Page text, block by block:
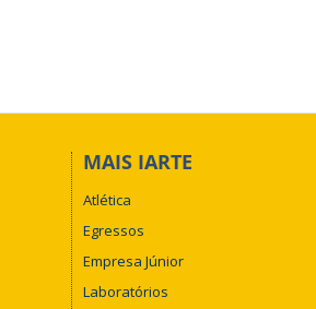
MAIS IARTE
Atlética
Egressos
Empresa Júnior
Laboratórios